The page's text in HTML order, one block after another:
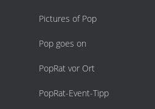
Pictures of Pop
Pop goes on
PopRat vor Ort
PopRat-Event-Tipp